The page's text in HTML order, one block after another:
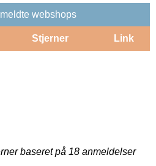
webshops
Stjerner Link
baseret på 18 anmeldelser